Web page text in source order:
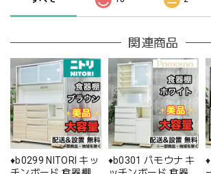
関連商品
♦️b0299 NITORI キッ
♦️b0301 パモウナ キ